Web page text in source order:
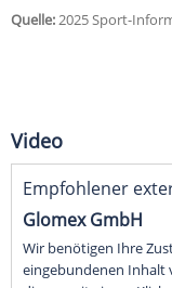
Quelle:2025 Sport-
Video
Empfohlener
Glomex GmbH
Wir benötigen Ihre
eingebundenen Inhalt